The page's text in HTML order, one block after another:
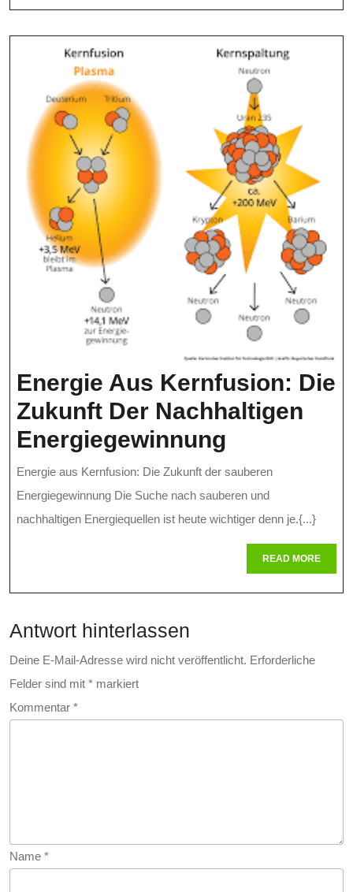
Kernenergie
Energie Aus Kernfusion: Die
Zukunft Der Nachhaltigen
Energiegewinnung
Aus
Die
Zukunft
Der
Energie aus Kernfusion: Die Zukunft der sauberen
Energiegewinnung Die Suche nach sauberen und
nachhaltigen Energiequellen ist heute wichtiger denn je.{...}
READ MOREREAD
MORE
Antwort hinterlassen
Deine E-Mail-Adresse wird nicht veröffentlicht. Erforderliche
Felder sind mit * markiert
Kommentar *
Name *